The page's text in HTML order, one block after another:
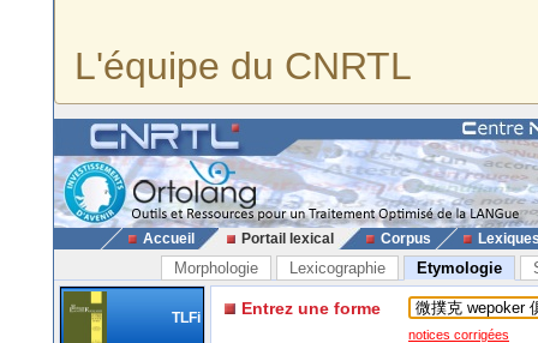
L'équipe du CNRTL
Accueil Portail lexical Corpus
Morphologie Lexicographie Etymologie
TLFi Entrez une forme
notices corrigées